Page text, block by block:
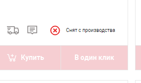
Купить В один клик